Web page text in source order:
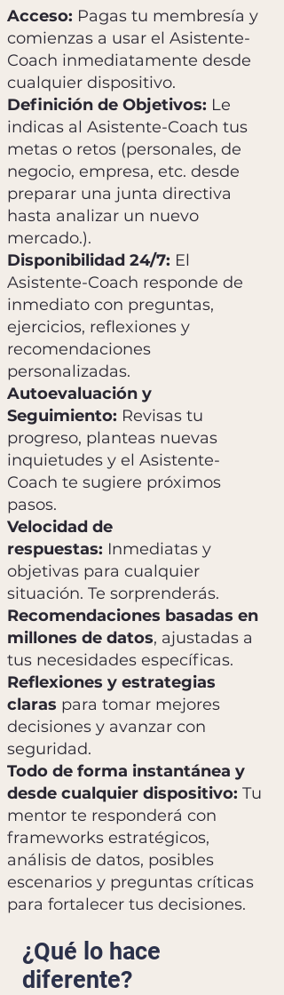
Acceso: Pagas tu membresía y
comienzas a usar el Asistente-
Coach inmediatamente desde
cualquier dispositivo.
Definición de Objetivos: Le
indicas al Asistente-Coach tus
metas o retos (personales, de
negocio, empresa, etc. desde
preparar una junta directiva
hasta analizar un nuevo
mercado.).
Disponibilidad 24/7: El
Asistente-Coach responde de
inmediato con preguntas,
ejercicios, reflexiones y
recomendaciones
personalizadas.
Autoevaluación y
Seguimiento: Revisas tu
progreso, planteas nuevas
inquietudes y el Asistente-
Coach te sugiere próximos
pasos.
Velocidad de
respuestas: Inmediatas y
objetivas para cualquier
situación. Te sorprenderás.
Recomendaciones basadas en
millones de datos, ajustadas a
tus necesidades específicas.
Reflexiones y estrategias
claras para tomar mejores
decisiones y avanzar con
seguridad.
Todo de forma instantánea y
desde cualquier dispositivo: Tu
mentor te responderá con
frameworks estratégicos,
análisis de datos, posibles
escenarios y preguntas críticas
para fortalecer tus decisiones.
¿Qué lo hace
diferente?